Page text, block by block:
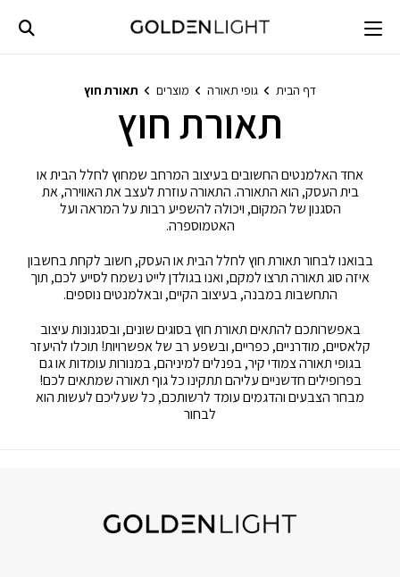
content
דף הבית גופי תאורה מוצרים תאורת חוץ
תאורת חוץ
אחד האלמנטים החשובים בעיצוב המרחב שמחוץ לחלל הבית או
בית העסק, הוא התאורה. התאורה עוזרת לעצב את האווירה, את
הסגנון של המקום, ויכולה להשפיע רבות על המראה ועל
האטמוספרה.
בבואנו לבחור תאורת חוץ לחלל הבית או העסק, חשוב לקחת בחשבון
איזה סוג תאורה תרצו למקם, ואנו בגולדן לייט נשמח לסייע לכם, תוך
התחשבות במבנה, בעיצוב הקיים, ובאלמנטים נוספים.
באפשרותכם להתאים תאורת חוץ בסוגים שונים, ובסגנונות עיצוב
קלאסיים, מודרניים, כפריים, ובשפע רב של אפשרויות! תוכלו להיעזר
בגופי תאורה צמודי קיר, בפנלים למיניהם, במנורות עומדות או גם
בפרופילים חדשניים עליהם תתקינו כל גוף תאורה שמתאים לכם!
מבחר הצבעים והדגמים עומד לרשותכם, כל שעליכם לעשות הוא
לבחור